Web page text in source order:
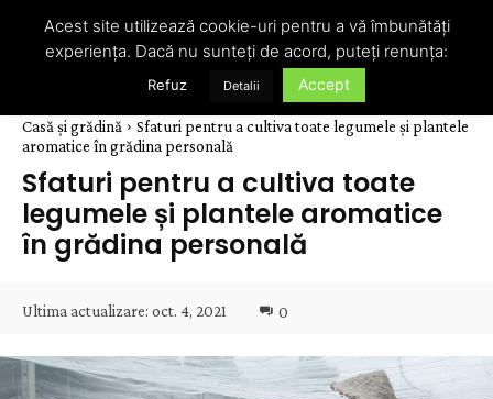
Casă și grădină
Sfaturi pentru a cultiva toate legumele și plantele
aromatice în grădina personală
Sfaturi pentru a cultiva toate
legumele și plantele aromatice
în grădina personală
Ultima actualizare: oct. 4, 2021 0
Acest site utilizează cookie-uri pentru a vă îmbunătăți
experiența. Dacă nu sunteți de acord, puteți renunța:
Refuz Detalii Accept